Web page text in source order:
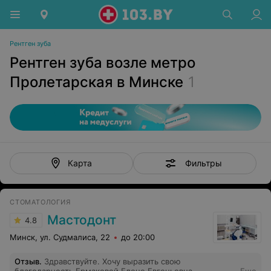
Рентген зуба
Рентген зуба возле метро
Пролетарская в Минске 1
Карта Фильтры
СТОМАТОЛОГИЯ
4.8 Мастодонт
Минск, ул. Судмалиса, 22 до 20:00
Отзыв. Здравствуйте. Хочу выразить свою